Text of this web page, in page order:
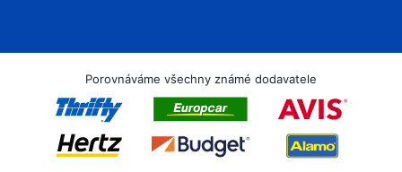
Porovnáváme všechny známé dodavatele